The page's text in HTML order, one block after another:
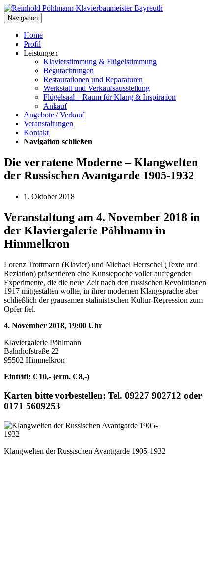
Navigation
Home
Profil
Leistungen
Klavierstimmung & Flügelstimmung
Begutachtungen
Restaurationen und Reparaturen
Werkstatt und Verkaufsausstellung
Flügelsaal – Raum für Klang & Inspiration
Ankauf
Angebote / Verkauf
Veranstaltungen
Kontakt
Navigation schließen
Die verratene Moderne – Klangwelten
der Russischen Avantgarde 1905-1932
1. Oktober 2018
Veranstaltung am 4. November 2018 in
der Klaviergalerie Pöhlmann in
Himmelkron
Lorenz Trottmann (Klavier) und Michael Herrschel (Texte und
Reziation) präsentieren eine Kunstepoche voller aufregender
Experimente, die die neue Zeit nach den russischen Revolutionen
1917 mitgestalten wollte, in ihrer modernen Klangsprache aber
schließlich der grausamen stalinistischen Kultur-Repression zum
Opfer fiel.
4. November 2018, 19:00 Uhr
Klaviergalerie Pöhlmann
Bahnhofstraße 22
95502 Himmelkron
Eintritt: € 10,- (erm. € 8,-)
Karten bitte vorbestellen: Tel. 09227 902712 oder
0171 5609253
Klangwelten der Russischen Avantgarde 1905-1932